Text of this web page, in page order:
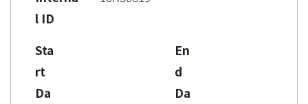
l ID
Sta
rt
Da
En
d
Da